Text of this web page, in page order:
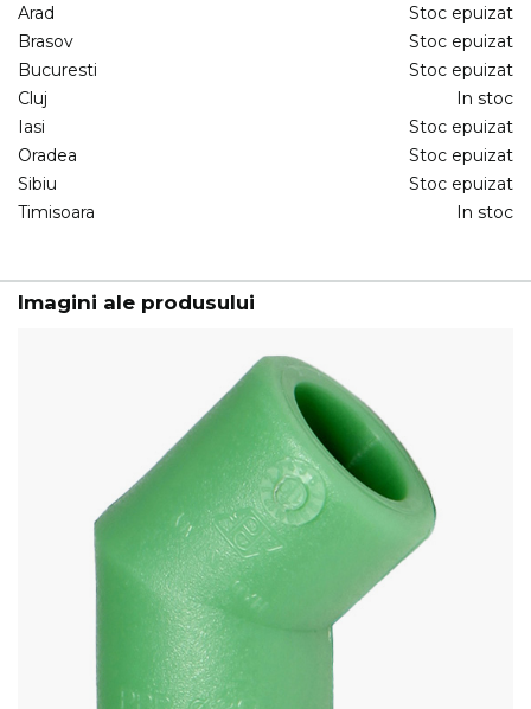
Arad
Stoc epuizat
Brasov
Stoc epuizat
Bucuresti
Stoc epuizat
Cluj
In stoc
Iasi
Stoc epuizat
Oradea
Stoc epuizat
Sibiu
Stoc epuizat
Timisoara
In stoc
Imagini ale produsului